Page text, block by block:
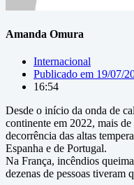
Amanda Omura
Internacional
Publicado em 19/07/
16:54
Desde o início da onda de
continente em 2022, mais
decorrência das altas
Espanha e de Portugal.
Na França, incêndios
dezenas de pessoas tiveram